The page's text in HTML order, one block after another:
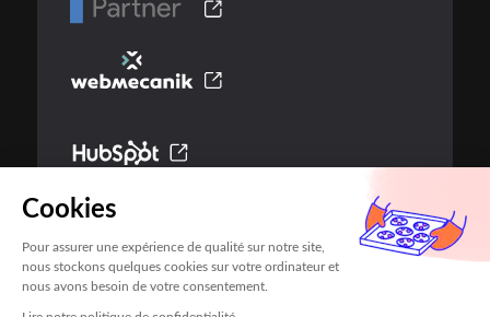
Cookies
Pour assurer une expérience de qualité sur notre site,
nous stockons quelques cookies sur votre ordinateur et
nous avons besoin de votre consentement.
Mentions légales